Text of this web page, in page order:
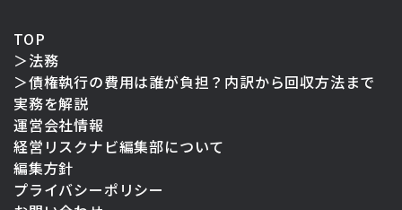
TOP
＞法務
＞債権執行の費用は誰が負担？内訳から回収方法まで
実務を解説
運営会社情報
経営リスクナビ編集部について
編集方針
プライバシーポリシー